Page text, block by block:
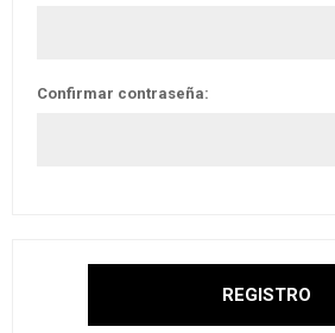
Confirmar contraseña: